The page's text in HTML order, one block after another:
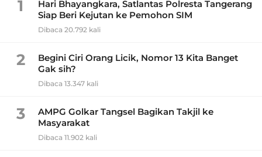
1
Hari Bhayangkara, Satlantas Polresta Tangerang
Siap Beri Kejutan ke Pemohon SIM
Dibaca 20.792 kali
2
Begini Ciri Orang Licik, Nomor 13 Kita Banget
Gak sih?
Dibaca 13.347 kali
3
AMPG Golkar Tangsel Bagikan Takjil ke
Masyarakat
Dibaca 11.902 kali